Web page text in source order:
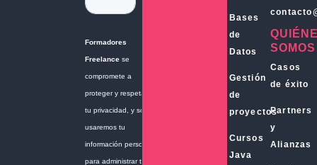
Bases
de
Datos
Gestión
de
proyectos
Cursos
Java
SOMOS
Casos
de éxito
Partners
y
Alianzas